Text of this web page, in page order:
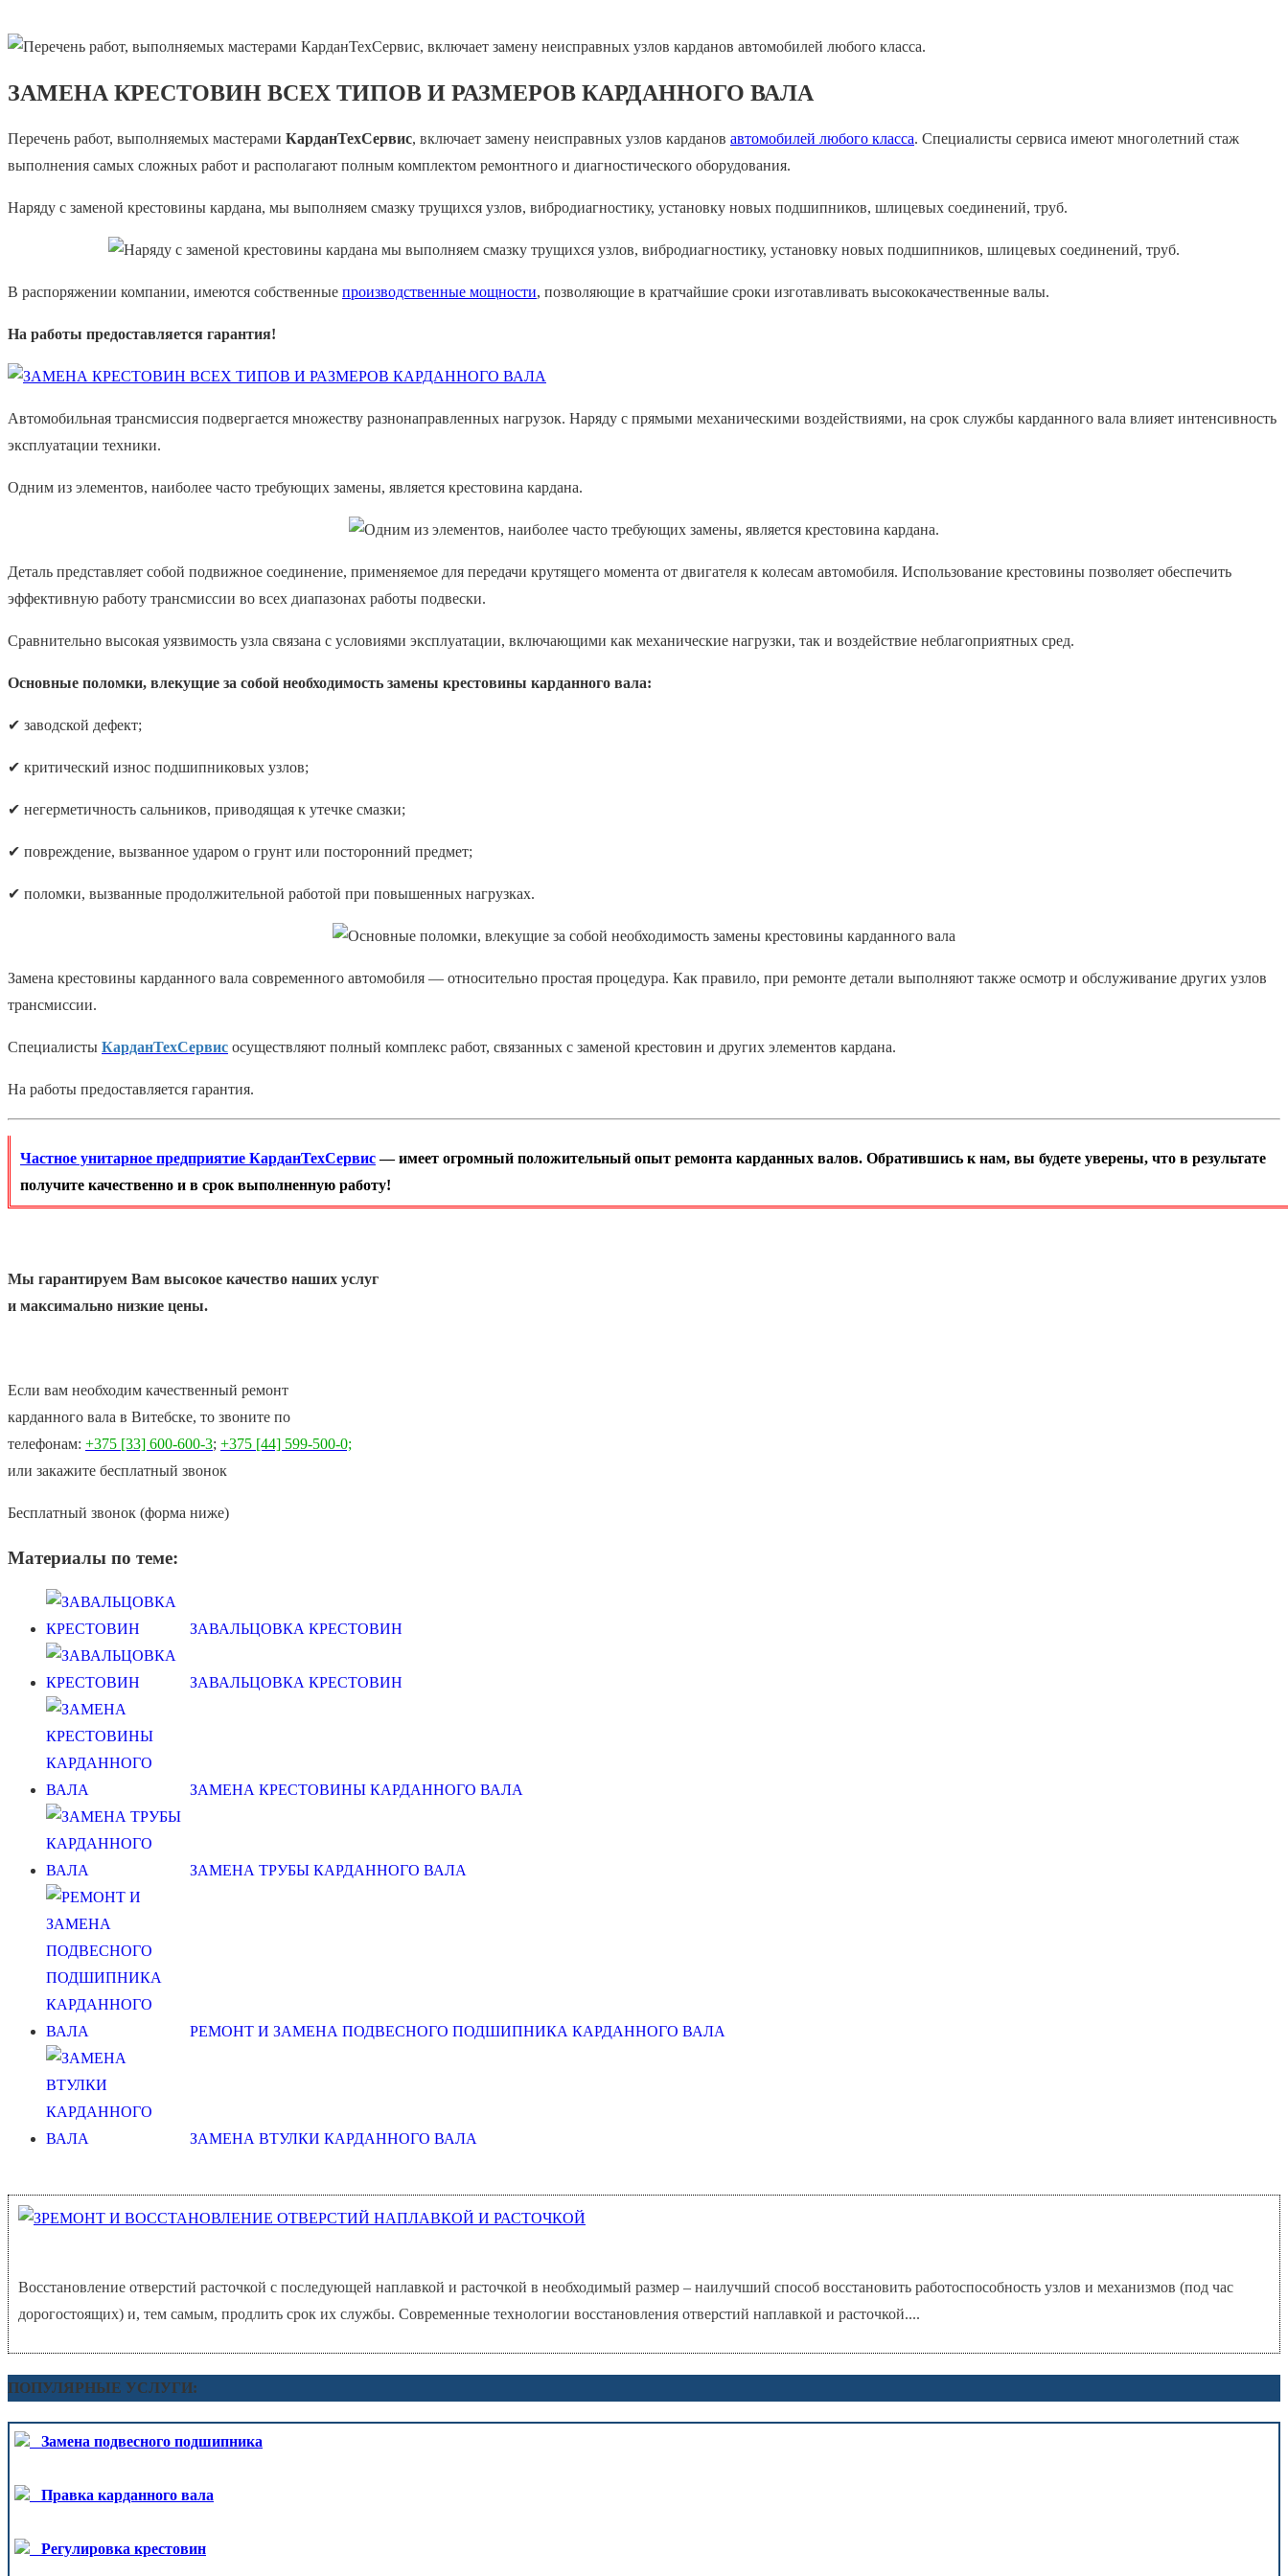
ЗАМЕНА КРЕСТОВИН ВСЕХ ТИПОВ И РАЗМЕРОВ КАРДАННОГО ВАЛА
Перечень работ, выполняемых мастерами КарданТехСервис, включает замену неисправных узлов карданов автомобилей любого класса. Специалисты сервиса имеют многолетний стаж
выполнения самых сложных работ и располагают полным комплектом ремонтного и диагностического оборудования.
Наряду с заменой крестовины кардана, мы выполняем смазку трущихся узлов, вибродиагностику, установку новых подшипников, шлицевых соединений, труб.
В распоряжении компании, имеются собственные производственные мощности, позволяющие в кратчайшие сроки изготавливать высококачественные валы.
На работы предоставляется гарантия!
Автомобильная трансмиссия подвергается множеству разнонаправленных нагрузок. Наряду с прямыми механическими воздействиями, на срок службы карданного вала влияет интенсивность
эксплуатации техники.
Одним из элементов, наиболее часто требующих замены, является крестовина кардана.
Деталь представляет собой подвижное соединение, применяемое для передачи крутящего момента от двигателя к колесам автомобиля. Использование крестовины позволяет обеспечить
эффективную работу трансмиссии во всех диапазонах работы подвески.
Сравнительно высокая уязвимость узла связана с условиями эксплуатации, включающими как механические нагрузки, так и воздействие неблагоприятных сред.
Основные поломки, влекущие за собой необходимость замены крестовины карданного вала:
✔ заводской дефект;
✔ критический износ подшипниковых узлов;
✔ негерметичность сальников, приводящая к утечке смазки;
✔ повреждение, вызванное ударом о грунт или посторонний предмет;
✔ поломки, вызванные продолжительной работой при повышенных нагрузках.
Замена крестовины карданного вала современного автомобиля — относительно простая процедура. Как правило, при ремонте детали выполняют также осмотр и обслуживание других узлов
трансмиссии.
Специалисты КарданТехСервис осуществляют полный комплекс работ, связанных с заменой крестовин и других элементов кардана.
На работы предоставляется гарантия.
Частное унитарное предприятие КарданТехСервис— имеет огромный положительный опыт ремонта карданных валов. Обратившись к нам, вы будете уверены, что в результате
получите качественно и в срок выполненную работу!
Мы гарантируем Вам высокое качество наших услуг
и максимально низкие цены.
Если вам необходим качественный ремонт
карданного вала в Витебске, то звоните по
телефонам: +375 [33] 600-600-3; +375 [44] 599-500-0;
или закажите бесплатный звонок
Бесплатный звонок (форма ниже)
Материалы по теме:
ЗАВАЛЬЦОВКА КРЕСТОВИН
ЗАВАЛЬЦОВКА КРЕСТОВИН
ЗАМЕНА КРЕСТОВИНЫ КАРДАННОГО ВАЛА
ЗАМЕНА ТРУБЫ КАРДАННОГО ВАЛА
РЕМОНТ И ЗАМЕНА ПОДВЕСНОГО ПОДШИПНИКА КАРДАННОГО ВАЛА
ЗАМЕНА ВТУЛКИ КАРДАННОГО ВАЛА
Восстановление отверстий расточкой с последующей наплавкой и расточкой в необходимый размер – наилучший способ восстановить работоспособность узлов и механизмов (под час
дорогостоящих) и, тем самым, продлить срок их службы. Современные технологии восстановления отверстий наплавкой и расточкой....
ПОПУЛЯРНЫЕ УСЛУГИ:
Замена подвесного подшипника
Правка карданного вала
Регулировка крестовин